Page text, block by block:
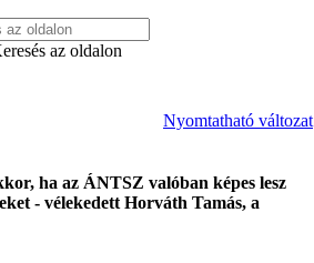
Nyomtatható változat
ha az ÁNTSZ valóban képes lesz
- vélekedett Horváth Tamás, a